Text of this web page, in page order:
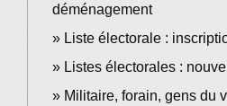
déménagement
Liste électorale :
Listes électorales :
Militaire, forain, gens du